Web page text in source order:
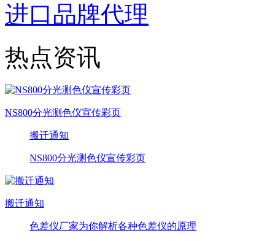
进口品牌代理
热点资讯
NS800分光测色仪宣传彩页
搬迁通知
NS800分光测色仪宣传彩页
搬迁通知
色差仪厂家为你解析各种色差仪的原理